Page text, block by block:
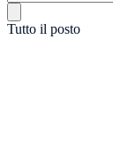
Tutto il posto